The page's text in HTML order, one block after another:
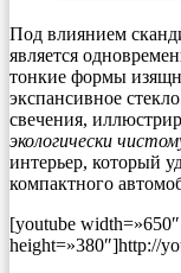
Под влиянием
является
тонкие формы
экспансивное
свечения,
экологически
интерьер, который
компактного
[youtube width=»650″
height=»380″]http://